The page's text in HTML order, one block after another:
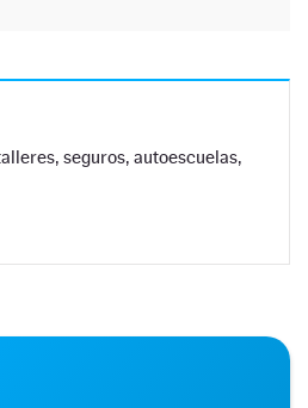
seguros, autoescuelas,